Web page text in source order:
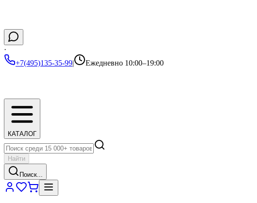
·
+7(495)135-35-99| Ежедневно 10:00–19:00
КАТАЛОГ
Найти
Поиск...